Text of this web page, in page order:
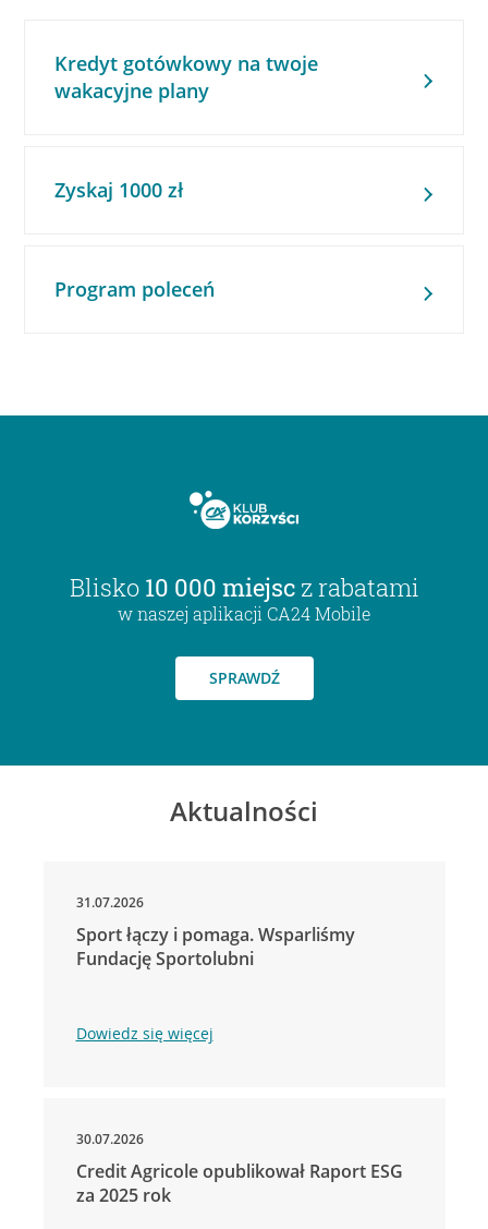
Kredyt gotówkowy na twoje
wakacyjne plany
Zyskaj 1000 zł
Program poleceń
Blisko 10 000 miejsc z rabatami
w naszej aplikacji CA24 Mobile
SPRAWDŹ
Aktualności
31.07.2026
Sport łączy i pomaga. Wsparliśmy
Fundację Sportolubni
Dowiedz się więcej
30.07.2026
Credit Agricole opublikował Raport ESG
za 2025 rok